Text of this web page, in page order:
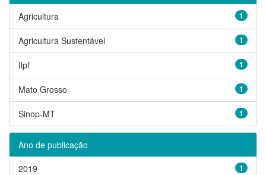
1
Agricultura
1
Agricultura Sustentável
1
Ilpf
1
Mato Grosso
1
Sinop-MT
Ano de publicação
1
2019